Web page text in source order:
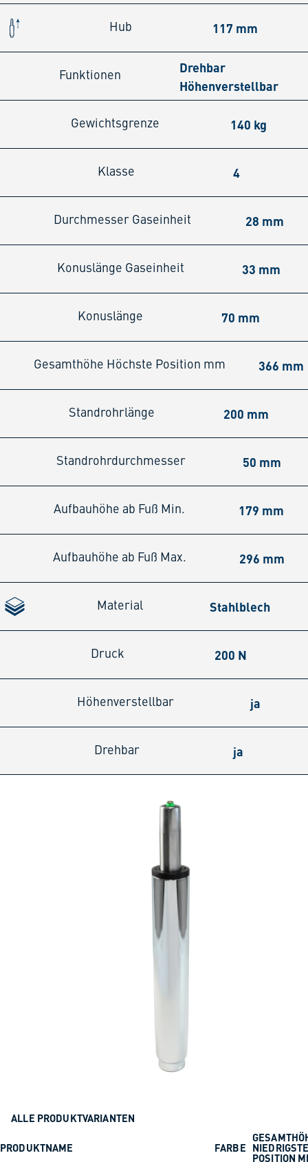
Hub 117 mm
Funktionen
Drehbar
Höhenverstellbar
Gewichtsgrenze 140 kg
Klasse 4
Durchmesser Gaseinheit 28 mm
Konuslänge Gaseinheit 33 mm
Konuslänge 70 mm
Gesamthöhe Höchste Position mm 366 mm
Standrohrlänge 200 mm
Standrohrdurchmesser 50 mm
Aufbauhöhe ab Fuß Min. 179 mm
Aufbauhöhe ab Fuß Max. 296 mm
Material Stahlblech
Druck 200 N
Höhenverstellbar ja
Drehbar ja
ALLE PRODUKTVARIANTEN
PRODUKTNAME FARBE
POSITION